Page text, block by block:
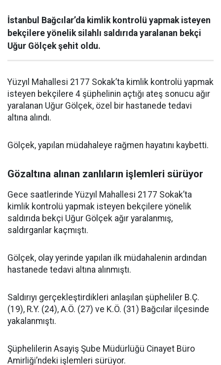
İstanbul Bağcılar’da kimlik kontrolü yapmak isteyen
bekçilere yönelik silahlı saldırıda yaralanan bekçi
Uğur Gölçek şehit oldu.
Yüzyıl Mahallesi 2177 Sokak’ta kimlik kontrolü yapmak
isteyen bekçilere 4 şüphelinin açtığı ateş sonucu ağır
yaralanan Uğur Gölçek, özel bir hastanede tedavi
altına alındı.
Gölçek, yapılan müdahaleye rağmen hayatını kaybetti.
Gözaltına alınan zanlıların işlemleri sürüyor
Gece saatlerinde Yüzyıl Mahallesi 2177 Sokak’ta
kimlik kontrolü yapmak isteyen bekçilere yönelik
saldırıda bekçi Uğur Gölçek ağır yaralanmış,
saldırganlar kaçmıştı.
Gölçek, olay yerinde yapılan ilk müdahalenin ardından
hastanede tedavi altına alınmıştı.
Saldırıyı gerçekleştirdikleri anlaşılan şüpheliler B.Ç.
(19), R.Y. (24), A.Ö. (27) ve K.Ö. (31) Bağcılar ilçesinde
yakalanmıştı.
Şüphelilerin Asayiş Şube Müdürlüğü Cinayet Büro
Amirliği’ndeki işlemleri sürüyor.